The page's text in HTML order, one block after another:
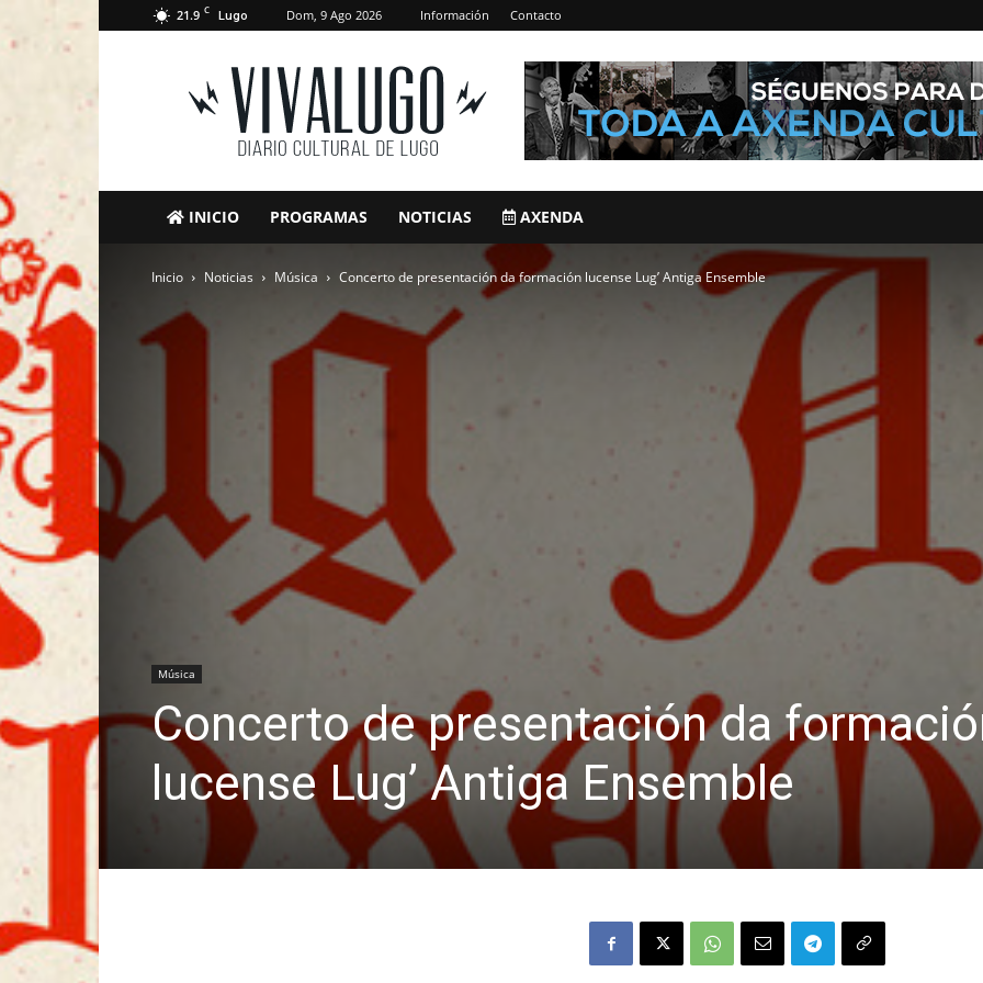
21.9 C Lugo Dom, 9 Ago 2026 Información Contacto
VivaLugo
INICIO PROGRAMAS NOTICIAS AXENDA
Inicio Noticias Música Concerto de presentación da formación lucense Lug’ Antiga Ensemble
Música
Concerto de presentación da
lucense Lug’ Antiga Ensemble